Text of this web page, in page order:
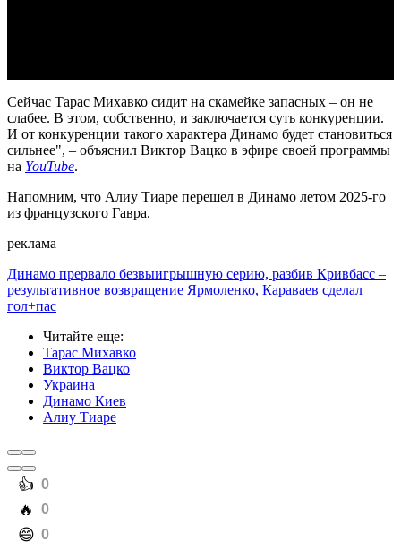
Сейчас Тарас Михавко сидит на скамейке запасных – он не
слабее. В этом, собственно, и заключается суть конкуренции.
И от конкуренции такого характера Динамо будет становиться
сильнее", – объяснил Виктор Вацко в эфире своей программы
на YouTube.
Напомним, что Алиу Тиаре перешел в Динамо летом 2025-го
из французского Гавра.
реклама
Динамо прервало безвыигрышную серию, разбив Кривбасс –
результативное возвращение Ярмоленко, Караваев сделал
гол+пас
Читайте еще:
Тарас Михавко
Виктор Вацко
Украина
Динамо Киев
Алиу Тиаре
️👍 0
️🔥 0
️😄 0